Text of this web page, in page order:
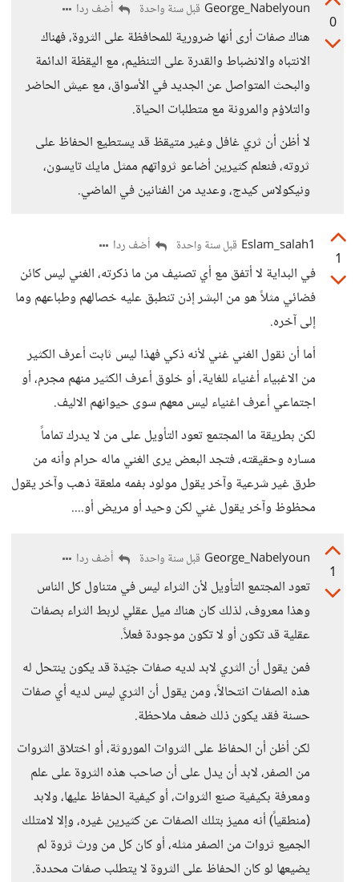
0
George_Nabelyoun قبل سنة واحدة أضف ردا
هناك صفات أرى أنها ضرورية للمحافظة على الثروة، فهناك
الانتباه والانضباط والقدرة على التنظيم، مع اليقظة الدائمة
والبحث المتواصل عن الجديد في الأسواق، مع عيش الحاضر
والتلاؤم والمرونة مع متطلبات الحياة.
لا أظن أن ثري غافل وغير متيقظ قد يستطيع الحفاظ على
ثروته، فنعلم كثيرين أضاعو ثرواتهم ممثل مايك تايسون،
ونيكولاس كيدج، وعديد من الفنانين في الماضي.
1
Eslam_salah1 قبل سنة واحدة أضف ردا
في البداية لا أتفق مع أي تصنيف من ما ذكرته، الغني ليس كائن
فضائي مثلاً هو من البشر إذن تنطبق عليه خصالهم وطباعهم وما
إلى آخره.
أما أن نقول الغني غني لأنه ذكي فهذا ليس ثابت أعرف الكثير
من الاغبياء أغنياء للغاية، أو خلوق أعرف الكثير منهم مجرم، أو
اجتماعي أعرف اغنياء ليس معهم سوى حيوانهم الاليف.
لكن بطريقة ما المجتمع تعود التأويل على من لا يدرك تماماً
مساره وحقيقته، فتجد البعض يرى الغني ماله حرام وأنه من
طرق غير شرعية وآخر يقول مولود بفمه ملعقة ذهب وآخر يقول
محظوظ وآخر يقول غني لكن وحيد أو مريض أو....
1
George_Nabelyoun قبل سنة واحدة أضف ردا
تعود المجتمع التأويل لأن الثراء ليس في متناول كل الناس
وهذا معروف، لذلك كان هناك ميل عقلي لربط الثراء بصفات
عقلية قد تكون أو لا تكون موجودة فعلاً.
فمن يقول أن الثري لابد لديه صفات جيّدة قد يكون ينتحل له
هذه الصفات انتحالاً، ومن يقول أن الثري ليس لديه أي صفات
حسنة فقد يكون ذلك ضعف ملاحظة.
لكن أظن أن الحفاظ على الثروات الموروثة، أو اختلاق الثروات
من الصفر، لابد أن يدل على أن صاحب هذه الثروة على علم
ومعرفة بكيفية صنع الثروات، أو كيفية الحفاظ عليها، ولابد
(منطقياً) أنه مميز بتلك الصفات عن كثيرين غيره، وإلا لامتلك
الجميع ثروات من الصفر مثله، أو كان كل من ورث ثروة لم
يضيعها لو كان الحفاظ على الثروة لا يتطلب صفات محددة.